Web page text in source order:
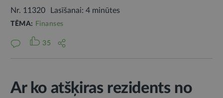
Nr. 11320 Lasīšanai: 4 minūtes
TĒMA: Finanses
35
Ar ko atšķiras rezidents no